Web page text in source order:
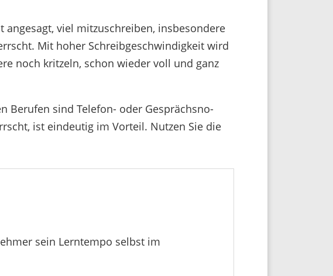
viel mitzu­schreiben, insbe­son­dere
Mit hoher Schreib­ge­schwin­dig­keit wird
noch krit­zeln, schon wieder voll und ganz
Berufen sind Telefon- oder Gesprächs­no­
ist eindeutig im Vorteil. Nutzen Sie die
sein Lern­tempo selbst im